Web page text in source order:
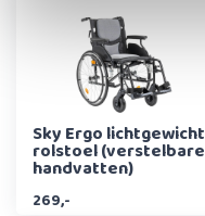
Sky Ergo lichtgewicht
rolstoel (verstelbare
handvatten)
269,-